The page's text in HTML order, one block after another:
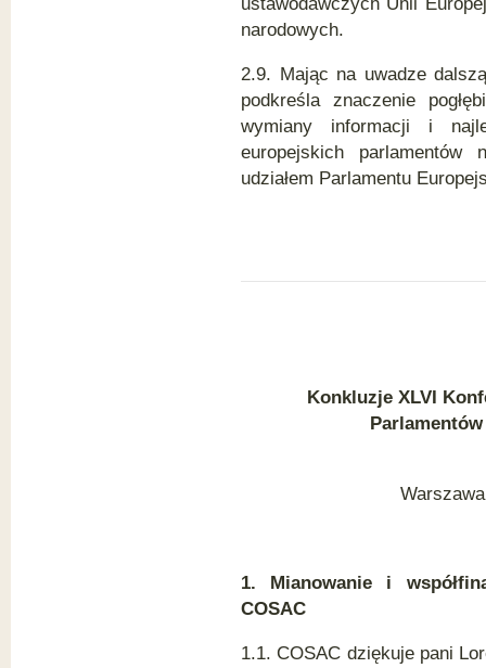
narodowych.
2.9. Mając na uwadze
podkreśla znaczenie
wymiany informacji i
europejskich parlamentów
udziałem Parlamentu
Konkluzje XLVI
1. Mianowanie i
COSAC
1.1. COSAC dziękuje pani